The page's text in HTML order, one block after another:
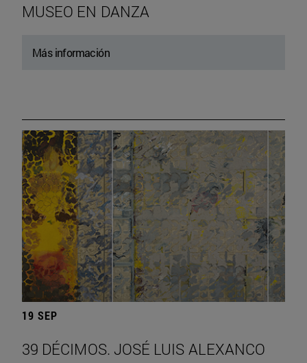
MUSEO EN DANZA
Más información
19 SEP
39 DÉCIMOS. JOSÉ LUIS ALEXANCO